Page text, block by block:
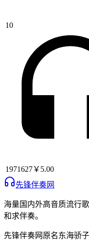
10
1971627￥5.00
先锋伴奏网
海量国内外高音质流行
和求伴奏。
先锋伴奏网 原名东海骄